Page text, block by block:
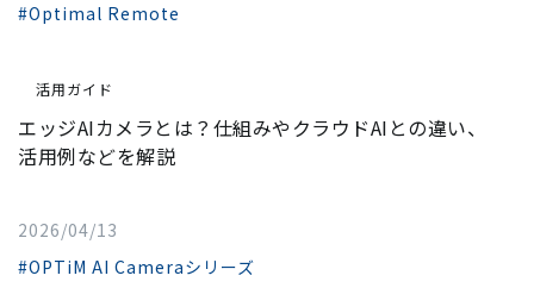
#Optimal Remote
活用ガイド
エッジAIカメラとは？仕組みやクラウドAIとの違い、
活用例などを解説
2026/04/13
#OPTiM AI Cameraシリーズ